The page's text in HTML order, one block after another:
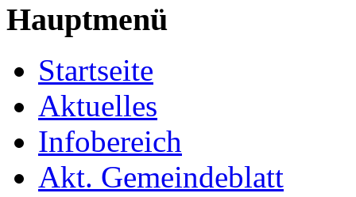
Hauptmenü
Startseite
Aktuelles
Infobereich
Akt. Gemeindeblatt